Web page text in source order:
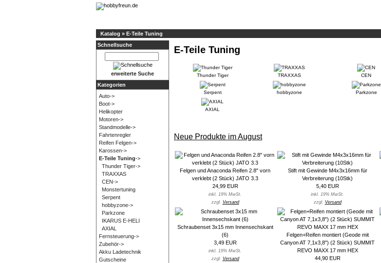
Katalog » E-Teile Tuning
E-Teile Tuning
Thunder Tiger TRAXXAS CEN
Serpent hobbyzone Parkzone
AXIAL
Neue Produkte im August
Felgen und Anaconda Reifen 2.8" vorn
verklebt (2 Stück) JATO 3.3
24,99 EUR
inkl. 19% MwSt.
zzgl. Versand
Stift mit Gewinde M4x3x16mm für
Verbreiterung (10Stk)
5,40 EUR
inkl. 19% MwSt.
zzgl. Versand
Schraubenset 3x15 mm Innensechskant
(6)
3,49 EUR
inkl. 19% MwSt.
zzgl. Versand
Felgen+Reifen montiert (Geode mit
Canyon AT 7,1x3,8") (2 Stück) SUMMIT
REVO MAXX 17 mm HEX
44,90 EUR
Schnellsuche
erweiterte Suche
Kategorien
Auto->
Boot->
Helikopter
Motoren->
Standmodelle->
Fahrtenregler
Reifen Felgen->
Karossen->
E-Teile Tuning->
Thunder Tiger->
TRAXXAS
CEN->
Monstertuning
Serpent
hobbyzone->
Parkzone
IKARUS E-HELI
AXIAL
Fernsteuerung->
Zubehör->
Akku Ladetechnik
Gutscheine